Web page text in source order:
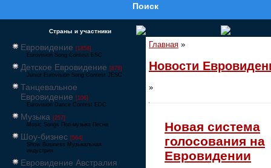
Поиск
Страны и участники
Евровидение [1858]
Eurovision Song Contest ESC
Детское Евровидение [878]
Junior Eurovision Song Contest JESC
Танцевальное
Евровидение [106]
Eurovision Dance Contest EDC
Музыка [257]
Music Songs Поп-музыка Песни
Шоу-бизнес [564]
Show Business Музыкальная
индустрия
Евровидение Австралия
Главная »
Новости
»
Новая система
голосования на
Евровидении